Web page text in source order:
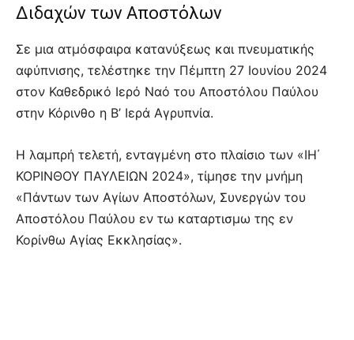
Διδαχών των Αποστόλων
Σε μια ατμόσφαιρα κατανύξεως και πνευματικής
αφύπνισης, τελέστηκε την Πέμπτη 27 Ιουνίου 2024
στον Καθεδρικό Ιερό Ναό του Αποστόλου Παύλου
στην Κόρινθο η Β’ Ιερά Αγρυπνία.
Η λαμπρή τελετή, ενταγμένη στο πλαίσιο των «ΙΗ΄
ΚΟΡΙΝΘΟΥ ΠΑΥΛΕΙΩΝ 2024», τίμησε την μνήμη
«Πάντων των Αγίων Αποστόλων, Συνεργών του
Αποστόλου Παύλου εν τω καταρτισμω της εν
Κορίνθω Αγίας Εκκλησίας».